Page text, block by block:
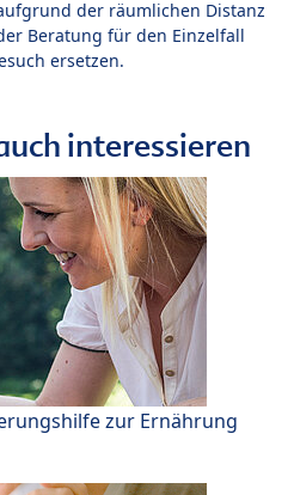
der räumlichen Distanz
Beratung für den Einzelfall
ersetzen.
interessieren
zur Ernährung